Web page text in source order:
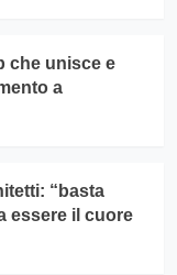
che unisce e
a
“basta
essere il cuore